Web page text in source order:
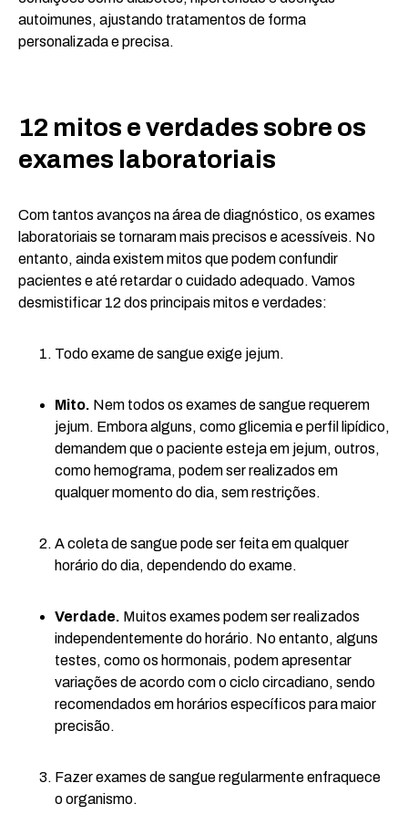
autoimunes, ajustando tratamentos de forma
personalizada e precisa.
12 mitos e verdades sobre os
exames laboratoriais
Com tantos avanços na área de diagnóstico, os exames
laboratoriais se tornaram mais precisos e acessíveis. No
entanto, ainda existem mitos que podem confundir
pacientes e até retardar o cuidado adequado. Vamos
desmistificar 12 dos principais mitos e verdades:
Todo exame de sangue exige jejum.
Mito. Nem todos os exames de sangue requerem
jejum. Embora alguns, como glicemia e perfil lipídico,
demandem que o paciente esteja em jejum, outros,
como hemograma, podem ser realizados em
qualquer momento do dia, sem restrições.
A coleta de sangue pode ser feita em qualquer
horário do dia, dependendo do exame.
Verdade. Muitos exames podem ser realizados
independentemente do horário. No entanto, alguns
testes, como os hormonais, podem apresentar
variações de acordo com o ciclo circadiano, sendo
recomendados em horários específicos para maior
precisão.
Fazer exames de sangue regularmente enfraquece
o organismo.